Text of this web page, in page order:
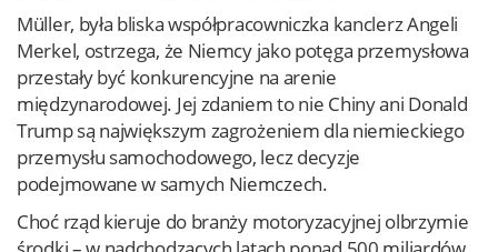
Müller, była bliska współpracowniczka kanclerz Angeli
Merkel, ostrzega, że Niemcy jako potęga przemysłowa
przestały być konkurencyjne na arenie
międzynarodowej. Jej zdaniem to nie Chiny ani Donald
Trump są największym zagrożeniem dla niemieckiego
przemysłu samochodowego, lecz decyzje
podejmowane w samych Niemczech.
Choć rząd kieruje do branży motoryzacyjnej olbrzymie